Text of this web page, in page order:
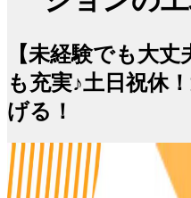
【未経験でも大
も充実♪土日祝休
げる！